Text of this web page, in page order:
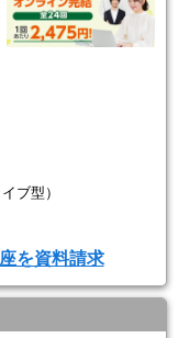
ブ型）
8年度用に収録
Zooｍ対面で開催
画配信）
を資料請求